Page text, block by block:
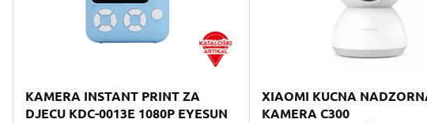
KAMERA INSTANT PRINT ZA
DJECU KDC-0013E 1080P EYESUN
XIAOMI KUCNA
KAMERA C300